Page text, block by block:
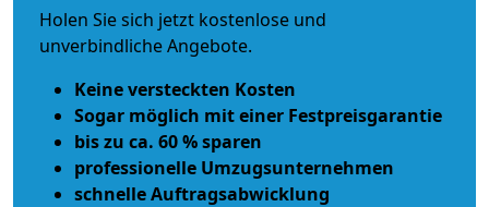
Holen Sie sich jetzt kostenlose und
unverbindliche Angebote.
Keine versteckten Kosten
Sogar möglich mit einer Festpreisgarantie
bis zu ca. 60 % sparen
professionelle Umzugsunternehmen
schnelle Auftragsabwicklung